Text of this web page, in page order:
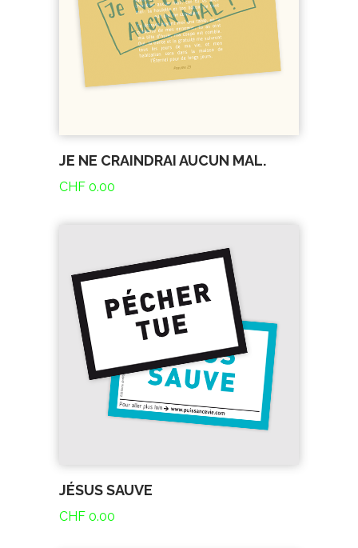
JE NE CRAINDRAI AUCUN MAL.
CHF 0.00
JÉSUS SAUVE
CHF 0.00